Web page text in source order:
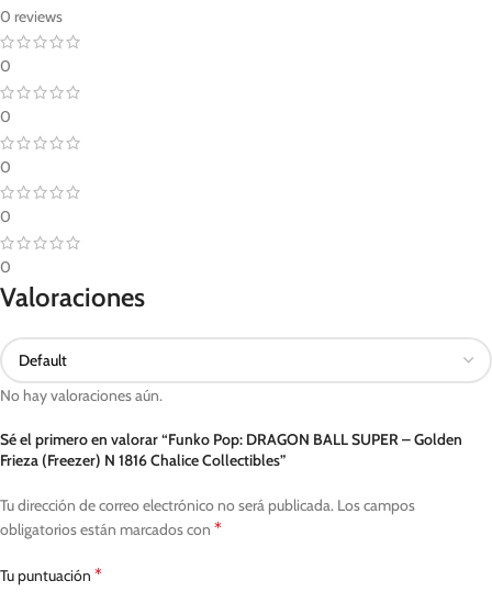
0 reviews
0
0
0
0
0
Valoraciones
No hay valoraciones aún.
Sé el primero en valorar “Funko Pop: DRAGON BALL SUPER – Golden
Frieza (Freezer) N 1816 Chalice Collectibles”
Tu dirección de correo electrónico no será publicada. Los campos
obligatorios están marcados con *
Tu puntuación *